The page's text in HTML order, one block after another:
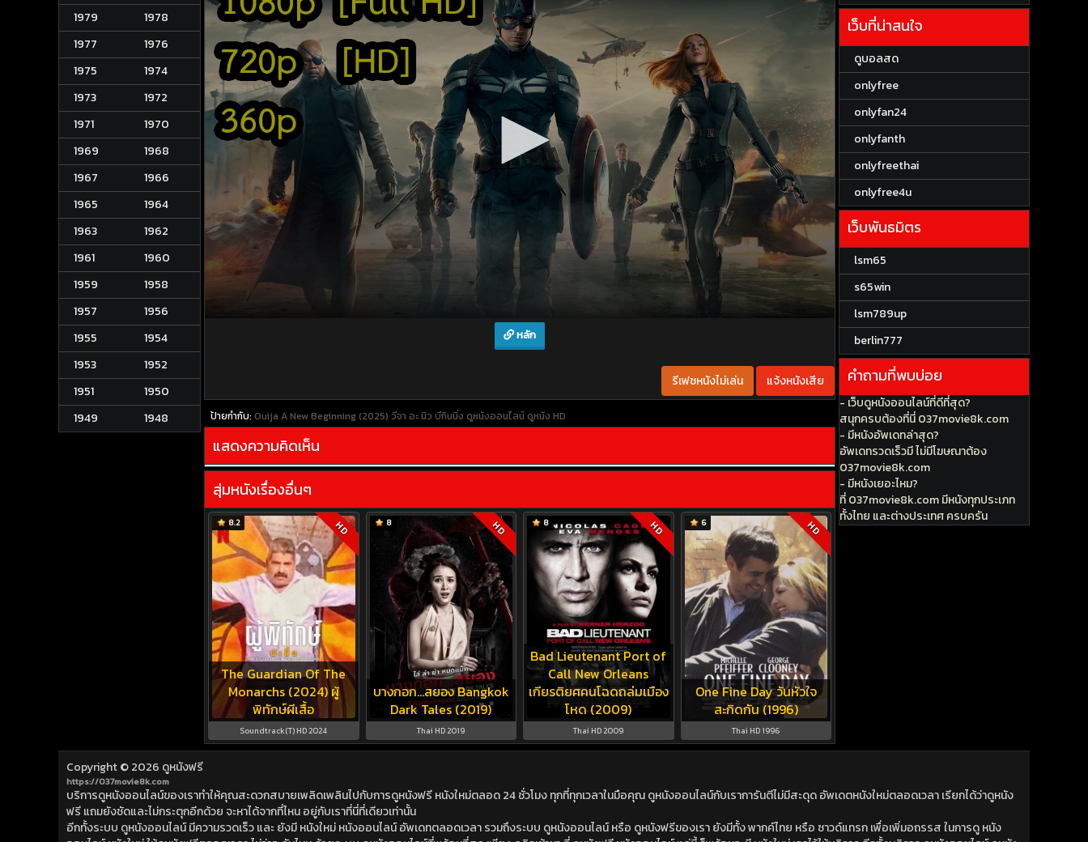
1979
1978
1977
1976
1975
1974
1973
1972
1971
1970
1969
1968
1967
1966
1965
1964
1963
1962
1961
1960
1959
1958
1957
1956
1955
1954
1953
1952
1951
1950
1949
1948
หลัก
รีเฟชหนังไม่เล่น แจ้งหนังเสีย
ป้ายกำกับ: Ouija A New Beginning (2025) วีจา อะ นิว บีกินนิ่ง ดูหนังออนไลน์ ดูหนัง HD
แสดงความคิดเห็น
สุ่มหนังเรื่องอื่นๆ
The Guardian Of The
Monarchs (2024) ผู้
พิทักษ์ผีเสื้อ
8.2 HD
Soundtrack(T) HD 2024
บางกอก…สยอง Bangkok
Dark Tales (2019)
8 HD
Thai HD 2019
Bad Lieutenant Port of
Call New Orleans
เกียรติยศคนโฉดถล่มเมือง
โหด (2009)
8 HD
Thai HD 2009
One Fine Day วันหัวใจ
สะกิดกัน (1996)
6 HD
Thai HD 1996
เว็บที่น่าสนใจ
ดูบอลสด
onlyfree
onlyfan24
onlyfanth
onlyfreethai
onlyfree4u
เว็บพันธมิตร
lsm65
s65win
lsm789up
berlin777
คำถามที่พบบ่อย
- เว็บดูหนังออนไลน์ที่ดีที่สุด?
สนุกครบต้องที่นี่ 037movie8k.com
- มีหนังอัพเดทล่าสุด?
อัพเดทรวดเร็วมี ไม่มีโฆษณาต้อง
037movie8k.com
- มีหนังเยอะไหม?
ที่ 037movie8k.com มีหนังทุกประเภท
ทั้งไทย และต่างประเทศ ครบครัน
Copyright © 2026 ดูหนังฟรี
https://037movie8k.com
บริการดูหนังออนไลน์ของเราทำให้คุณสะดวกสบายเพลิดเพลินไปกับการดูหนังฟรี หนังใหม่ตลอด 24 ชั่วโมง ทุกที่ทุกเวลาในมือคุณ ดูหนังออนไลน์กับเราการันตีไม่มีสะดุด อัพเดตหนังใหม่ตลอดเวลา เรียกได้ว่าดูหนัง
ฟรี แถมยังชัดและไม่กระตุกอีกด้วย จะหาได้จากที่ไหน อยู่กับเราที่นี่ที่เดียวเท่านั้น
อีกทั้งระบบ ดูหนังออนไลน์ มีความรวดเร็ว และ ยังมี หนังใหม่ หนังออนไลน์ อัพเดทตลอดเวลา รวมถึงระบบ ดูหนังออนไลน์ หรือ ดูหนังฟรีของเรา ยังมีทั้ง พากค์ไทย หรือ ซาวด์แทรก เพื่อเพิ่มอถรรส ในการดู หนัง